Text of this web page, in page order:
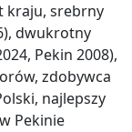
kraju, srebrny
dwukrotny
Pekin 2008),
zdobywca
najlepszy
Pekinie